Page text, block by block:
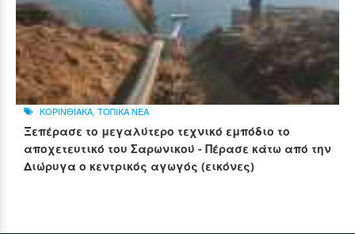
ΚΟΡΙΝΘΙΑΚΑ ΤΟΠΙΚΑ ΝΕΑ
Ξεπέρασε το μεγαλύτερο τεχνικό εμπόδιο το
αποχετευτικό του Σαρωνικού - Πέρασε κάτω από την
Διώρυγα ο κεντρικός αγωγός (εικόνες)